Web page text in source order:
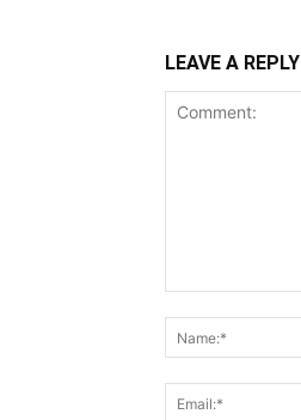
LEAVE A REPLY